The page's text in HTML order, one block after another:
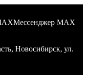
Мессенджер MAX
, Новосибирск, ул.